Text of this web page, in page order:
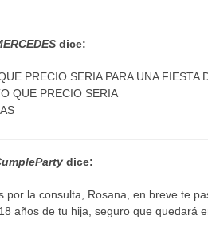
dice:
PRECIO SERIA PARA UNA
QUE PRECIO SERIA
dice:
por la consulta, Rosana, en breve te
años de tu hija, seguro que quedará